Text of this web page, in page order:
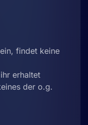
findet keine
erhaltet
der o.g.